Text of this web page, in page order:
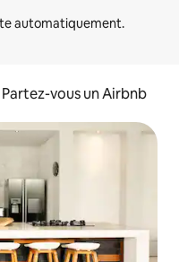
Partez-vous un Airbnb